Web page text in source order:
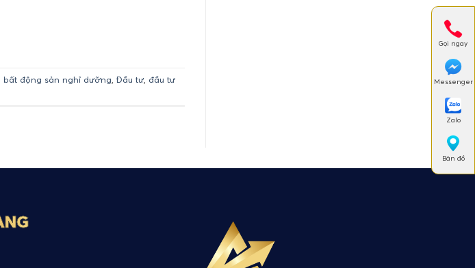
bất động sản nghỉ dưỡng,Đầu tư, đầu tư
Gọi ngay
Messenger
Zalo
Bản đồ